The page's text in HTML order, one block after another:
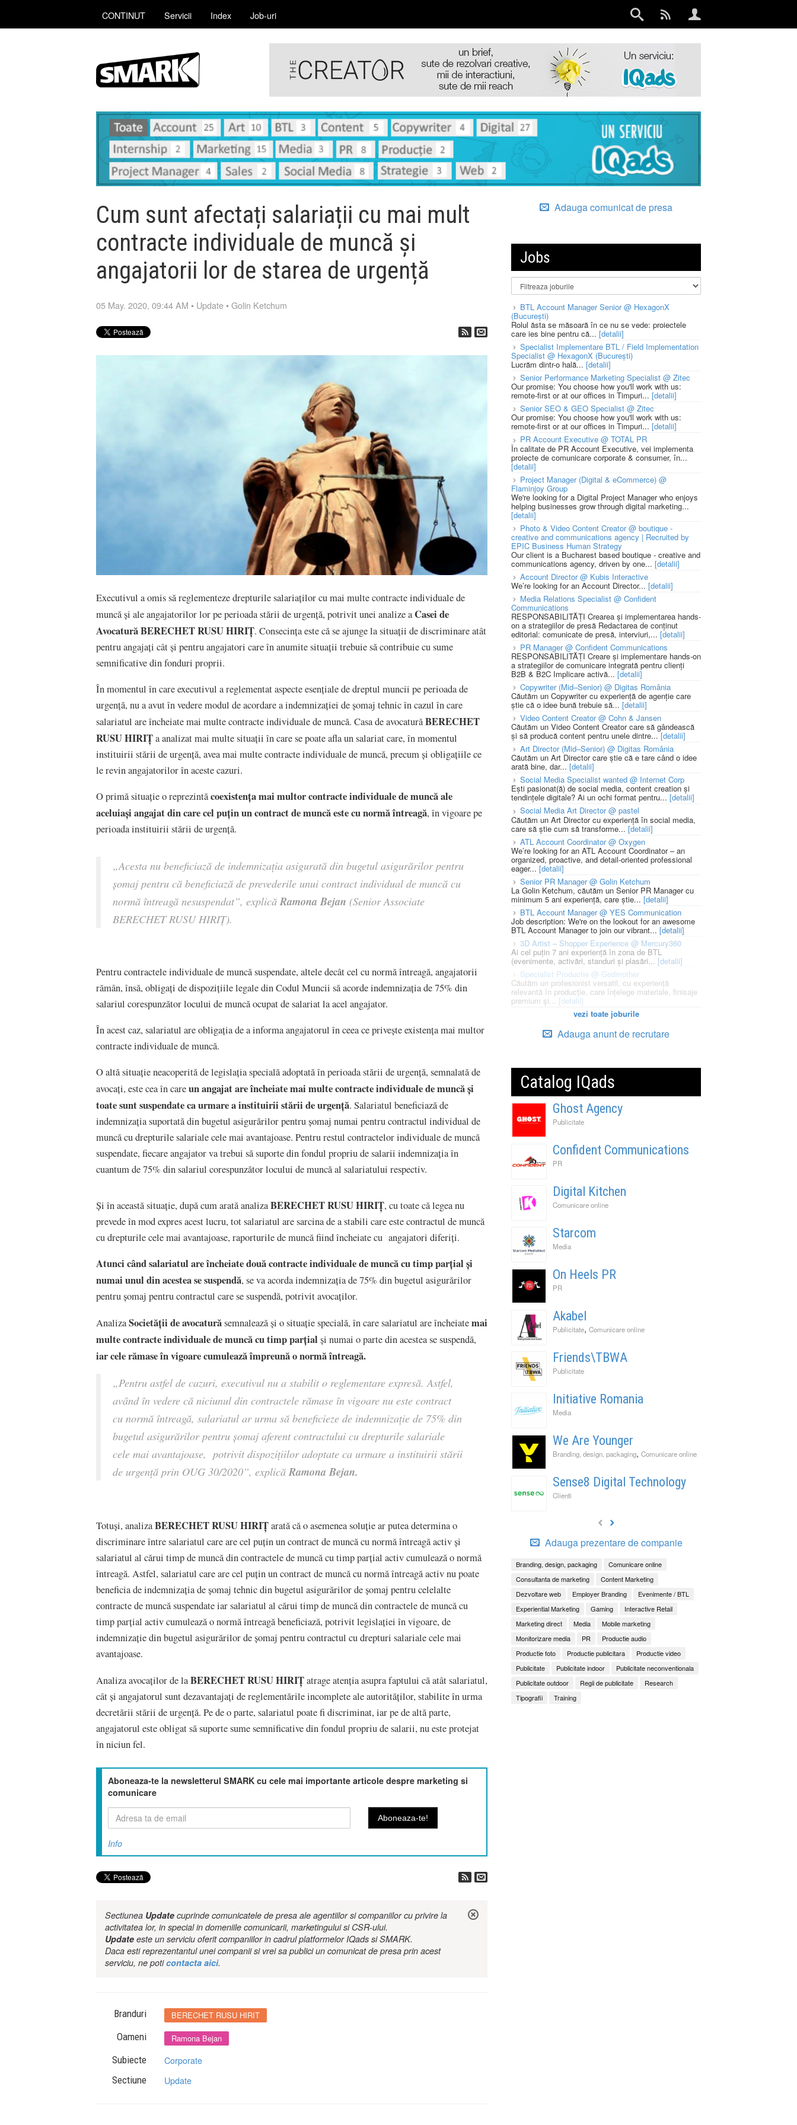
CONTINUT Servicii Index Job-uri
Cum sunt afectați salariații cu mai mult
contracte individuale de muncă și
angajatorii lor de starea de urgență
05 May. 2020, 09:44 AM • Update •Golin Ketchum
Executivul a omis să reglementeze drepturile salariaților cu mai multe contracte individuale de
muncă și ale angajatorilor lor pe perioada stării de urgență, potrivit unei analize aCasei de
Avocatură BERECHET RUSU HIRIȚ. Consecința este că se ajunge la situații de discriminare atât
pentru angajați cât și pentru angajatori care în anumite situații trebuie să contribuie cu sume
semnificative din fonduri proprii.
În momentul în care executivul a reglementat aspecte esențiale de dreptul muncii pe perioada de
urgență, nu a avut în vedere modul de acordare a indemnizației de șomaj tehnic în cazul în care
salariatul are încheiate mai multe contracte individuale de muncă. Casa de avocaturăBERECHET
RUSU HIRIȚa analizat mai multe situații în care se poate afla un salariat care, în momentul
instituirii stării de urgență, avea mai multe contracte individuale de muncă, precum și obligațiile ce
le revin angajatorilor în aceste cazuri.
O primă situație o reprezintăcoexistența mai multor contracte individuale de muncă ale
aceluiași angajat din care cel puțin un contract de muncă este cu normă întreagă, în vigoare pe
perioada instituirii stării de urgență.
„Acesta nu beneficiază de indemnizația asigurată din bugetul asigurărilor pentru
șomaj pentru că beneficiază de prevederile unui contract individual de muncă cu
normă întreagă nesuspendat”, explică Ramona Bejan (Senior Associate
BERECHET RUSU HIRIȚ).
Pentru contractele individuale de muncă suspendate, altele decât cel cu normă întreagă, angajatorii
rămân, însă, obligați de dispozițiile legale din Codul Muncii să acorde indemnizația de 75% din
salariul corespunzător locului de muncă ocupat de salariat la acel angajator.
În acest caz, salariatul are obligația de a informa angajatorul în ceea ce privește existența mai multor
contracte individuale de muncă.
O altă situație neacoperită de legislația specială adoptată în perioada stării de urgență, semnalată de
avocați, este cea în careun angajat are încheiate mai multe contracte individuale de muncă și
toate sunt suspendate ca urmare a instituirii stării de urgență. Salariatul beneficiază de
indemnizația suportată din bugetul asigurărilor pentru șomaj numai pentru contractul individual de
muncă cu drepturile salariale cele mai avantajoase. Pentru restul contractelor individuale de muncă
suspendate, fiecare angajator va trebui să suporte din fondul propriu de salarii indemnizația în
cuantum de 75% din salariul corespunzător locului de muncă al salariatului respectiv.
Și în această situație, după cum arată analizaBERECHET RUSU HIRIȚ, cu toate că legea nu
prevede în mod expres acest lucru, tot salariatul are sarcina de a stabili care este contractul de muncă
cu drepturile cele mai avantajoase, raporturile de muncă fiind încheiate cu angajatori diferiți.
Atunci când salariatul are încheiate două contracte individuale de muncă cu timp parțial și
numai unul din acestea se suspendă, se va acorda indemnizația de 75% din bugetul asigurărilor
pentru șomaj pentru contractul care se suspendă, potrivit avocaților.
AnalizaSocietății de avocaturăsemnalează și o situație specială, în care salariatul are încheiatemai
multe contracte individuale de muncă cu timp parțial și numai o parte din acestea se suspendă,
iar cele rămase în vigoare cumulează împreună o normă întreagă.
„Pentru astfel de cazuri, executivul nu a stabilit o reglementare expresă. Astfel,
având în vedere că niciunul din contractele rămase în vigoare nu este contract
cu normă întreagă, salariatul ar urma să beneficieze de indemnizație de 75% din
bugetul asigurărilor pentru șomaj aferent contractului cu drepturile salariale
cele mai avantajoase, potrivit dispozițiilor adoptate ca urmare a instituirii stării
de urgență prin OUG 30/2020”, explicăRamona Bejan.
Totuși, analizaBERECHET RUSU HIRIȚarată că o asemenea soluție ar putea determina o
discriminare între salariatul care are cel puțin un contract de muncă cu normă întreagă activ și
salariatul al cărui timp de muncă din contractele de muncă cu timp parțial activ cumulează o normă
întreagă. Astfel, salariatul care are cel puțin un contract de muncă cu normă întreagă activ nu poate
beneficia de indemnizația de șomaj tehnic din bugetul asigurărilor de șomaj pentru celelalte
contracte de muncă suspendate iar salariatul al cărui timp de muncă din contractele de muncă cu
timp parțial activ cumulează o normă întreagă beneficiază, potrivit legislației în vigoare, de
indemnizație din bugetul asigurărilor de șomaj pentru contractul cu drepturi salariale cele mai
avantajoase.
Analiza avocaților de laBERECHET RUSU HIRIȚatrage atenția asupra faptului că atât salariatul,
cât și angajatorul sunt dezavantajați de reglementările incomplete ale autorităților, stabilite în urma
decretării stării de urgență. Pe de o parte, salariatul poate fi discriminat, iar pe de altă parte,
angajatorul este obligat să suporte sume semnificative din fondul propriu de salarii, nu este protejat
în niciun fel.
Aboneaza-te la newsletterul SMARK cu cele mai importante articole despre marketing si
comunicare
Info
Sectiunea Update cuprinde comunicatele de presa ale agentiilor si companiilor cu privire la
activitatea lor, in special in domeniile comunicarii, marketingului si CSR-ului.
Update este un serviciu oferit companiilor in cadrul platformelor IQads si SMARK.
Daca esti reprezentantul unei companii si vrei sa publici un comunicat de presa prin acest
serviciu, ne poticontacta aici.
Branduri BERECHET RUSU HIRIT
Oameni Ramona Bejan
Subiecte Corporate
Sectiune Update
Adauga comunicat de presa
Jobs
BTL Account Manager Senior @ HexagonX
(București)
Rolul ăsta se măsoară în ce nu se vede: proiectele
care ies bine pentru că... [detalii]
Specialist Implementare BTL / Field Implementation
Specialist @ HexagonX (București)
Lucrăm dintr-o hală... [detalii]
Senior Performance Marketing Specialist @ Zitec
Our promise: You choose how you'll work with us:
remote-first or at our offices in Timpuri... [detalii]
Senior SEO & GEO Specialist @ Zitec
Our promise: You choose how you'll work with us:
remote-first or at our offices in Timpuri... [detalii]
PR Account Executive @ TOTAL PR
În calitate de PR Account Executive, vei implementa
proiecte de comunicare corporate & consumer, în...
[detalii]
Project Manager (Digital & eCommerce) @
Flaminjoy Group
We're looking for a Digital Project Manager who enjoys
helping businesses grow through digital marketing...
[detalii]
Photo & Video Content Creator @ boutique -
creative and communications agency | Recruited by
EPIC Business Human Strategy
Our client is a Bucharest based boutique - creative and
communications agency, driven by one... [detalii]
Account Director @ Kubis Interactive
We’re looking for an Account Director... [detalii]
Media Relations Specialist @ Confident
Communications
RESPONSABILITĂȚI Crearea și implementarea hands-
on a strategiilor de presă Redactarea de conținut
editorial: comunicate de presă, interviuri,... [detalii]
PR Manager @ Confident Communications
RESPONSABILITĂȚI Creare și implementare hands-on
a strategiilor de comunicare integrată pentru clienți
B2B & B2C Implicare activă... [detalii]
Copywriter (Mid–Senior) @ Digitas România
Căutăm un Copywriter cu experiență de agenție care
știe că o idee bună trebuie să... [detalii]
Video Content Creator @ Cohn & Jansen
Căutăm un Video Content Creator care să gândească
și să producă content pentru unele dintre... [detalii]
Art Director (Mid–Senior) @ Digitas România
Căutăm un Art Director care știe că e tare când o idee
arată bine, dar... [detalii]
Social Media Specialist wanted @ Internet Corp
Ești pasionat(ă) de social media, content creation și
tendințele digitale? Ai un ochi format pentru... [detalii]
Social Media Art Director @ pastel
Căutăm un Art Director cu experiență în social media,
care să știe cum să transforme... [detalii]
ATL Account Coordinator @ Oxygen
We’re looking for an ATL Account Coordinator – an
organized, proactive, and detail-oriented professional
eager... [detalii]
Senior PR Manager @ Golin Ketchum
La Golin Ketchum, căutăm un Senior PR Manager cu
minimum 5 ani experiență, care știe... [detalii]
BTL Account Manager @ YES Communication
Job description: We're on the lookout for an awesome
BTL Account Manager to join our vibrant... [detalii]
3D Artist – Shopper Experience @ Mercury360
Ai cel puțin 7 ani experiență în zona de BTL
(evenimente, activări, standuri și plasări... [detalii]
Specialist Productie @ Godmother
Căutăm un profesionist versatil, cu experiență
relevantă în producție, care înțelege materiale, finisaje
premium și... [detalii]
vezi toate joburile
Adauga anunt de recrutare
Catalog IQads
Ghost Agency
Publicitate
Confident Communications
PR
Digital Kitchen
Comunicare online
Starcom
Media
On Heels PR
PR
Akabel
Publicitate, Comunicare online
Friends\TBWA
Publicitate
Initiative Romania
Media
We Are Younger
Branding, design, packaging, Comunicare online
Sense8 Digital Technology
Clienti
Adauga prezentare de companie
Branding, design, packaging
Comunicare online
Consultanta de marketing
Content Marketing
Dezvoltare web
Employer Branding
Evenimente / BTL
Experiential Marketing
Gaming
Interactive Retail
Marketing direct
Media
Mobile marketing
Monitorizare media
PR
Productie audio
Productie foto
Productie publicitara
Productie video
Publicitate
Publicitate indoor
Publicitate neconventionala
Publicitate outdoor
Regii de publicitate
Research
Tipografii
Training